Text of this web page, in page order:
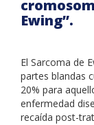
Ewing”.
El Sarcoma de
partes blandas
20% para
enfermedad
recaída post-